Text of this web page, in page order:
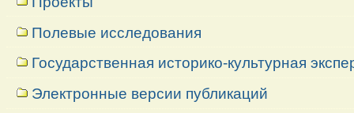
Полевые исследования
Государственная историко-культурная
Электронные версии публикаций